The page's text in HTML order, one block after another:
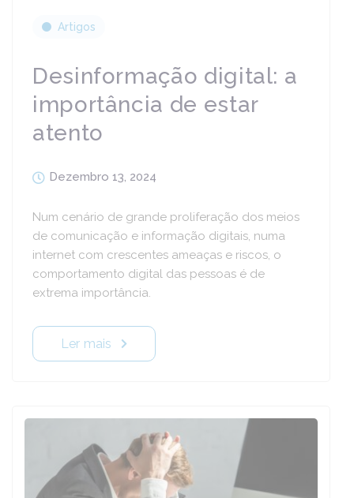
Artigos
Desinformação digital: a
importância de estar
atento
Dezembro 13, 2024
Num cenário de grande proliferação dos meios
de comunicação e informação digitais, numa
internet com crescentes ameaças e riscos, o
comportamento digital das pessoas é de
extrema importância.
Ler mais